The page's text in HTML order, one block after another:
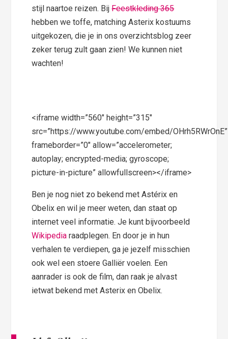
stijl naartoe reizen. BijFeestkleding 365
hebben we toffe, matching Asterix kostuums
uitgekozen, die je in ons overzichtsblog zeer
zeker terug zult gaan zien! We kunnen niet
wachten!
<iframe width=”560″ height=”315″
src=”https://www.youtube.com/embed/OHrh5RWrOnE”
frameborder=”0″ allow=”accelerometer;
autoplay; encrypted-media; gyroscope;
picture-in-picture” allowfullscreen></iframe>
Ben je nog niet zo bekend met Astérix en
Obelix en wil je meer weten, dan staat op
internet veel informatie. Je kunt bijvoorbeeld
Wikipedia raadplegen. En door je in hun
verhalen te verdiepen, ga je jezelf misschien
ook wel een stoere Galliër voelen. Een
aanrader is ook de film, dan raak je alvast
ietwat bekend met Asterix en Obelix.